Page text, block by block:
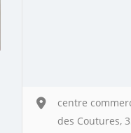
centre
des Coutures,